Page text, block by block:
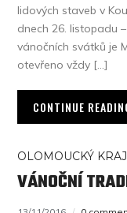
lidových staveb v
dnech 26. listopadu
vánočních svátků je
otevřeno vždy […]
CONTINUE
OLOMOUCKÝ KRAJ
VÁNOČNÍ